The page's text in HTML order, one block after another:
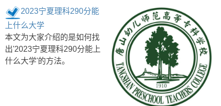
2023宁夏理科290分能
上什么大学
本文为大家介绍的是如何找
出'2023宁夏理科290分能上
什么大学'的方法。